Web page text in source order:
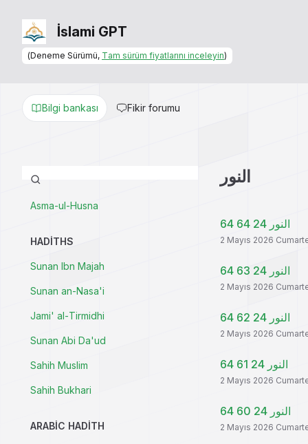
İslami GPT
(Deneme Sürümü, Tam sürüm fiyatlarını inceleyin)
Bilgi bankası Fikir forumu
Asma-ul-Husna
HADITHS
Sunan Ibn Majah
Sunan an-Nasa'i
Jami' al-Tirmidhi
Sunan Abi Da'ud
Sahih Muslim
Sahih Bukhari
ARABIC HADITH
النور
النور 24 64 64
2 Mayıs 2026
النور 24 63 64
2 Mayıs 2026
النور 24 62 64
2 Mayıs 2026
النور 24 61 64
2 Mayıs 2026
النور 24 60 64
2 Mayıs 2026